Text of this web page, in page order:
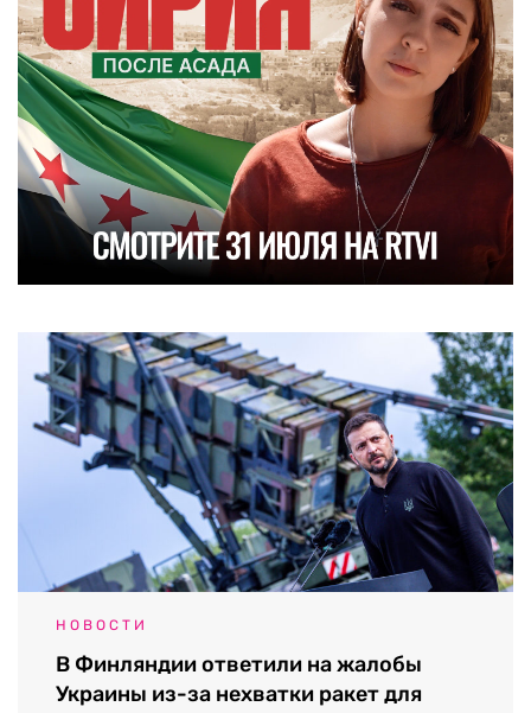
НОВОСТИ
В Финляндии ответили на жалобы
Украины из-за нехватки ракет для